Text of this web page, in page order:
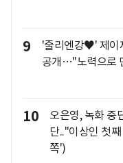
9
'줄리엔강♥' 제이
공개…"노력으로
10
오은영, 녹화 중
단.."이상인 첫
쪽')